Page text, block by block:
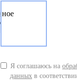
Я соглашаюсь на
данных в